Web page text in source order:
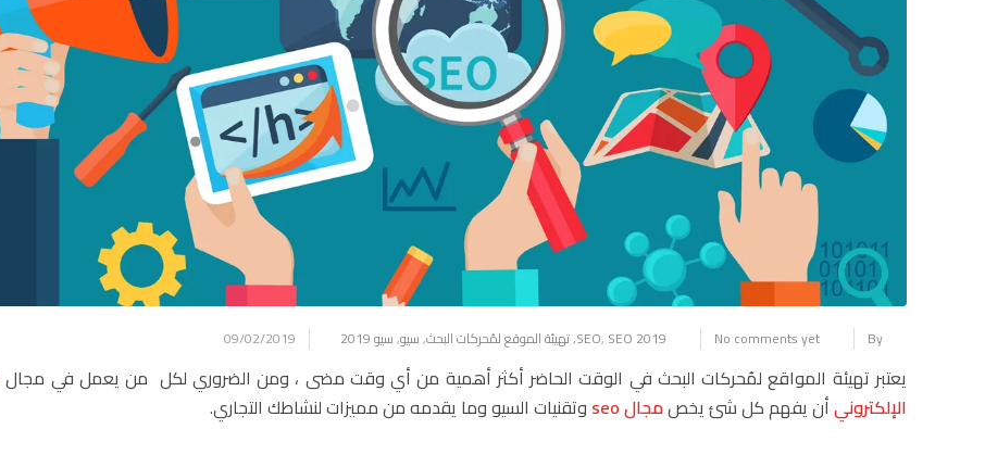
09/02/2019 By
No comments yet
SEO, SEO 2019
,تهيئة الموقع لمُحركات البحث,سيو,سيو 2019
يعتبر تهيئة المواقع لمُحركات البحث في الوقت الحاضر أكثر أهمية من أي وقت مضى ، ومن الضروري لكل من يعمل في مجال
الإلكترونيأن يفهم كل شئ يخصمجال seo وتقنيات السيو وما يقدمه من مميزات لنشاطك التجاري.